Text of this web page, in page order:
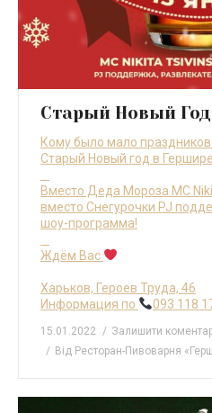
Старый Новый Год
Кому было мало
Старый Новый год в
Вместо Деда Мороза MC
вместо Снегурочки PJ
шоу-программа!
Ждём Вас
Харьков, Героев Труда, 46
Информация по
093 118
15.01.2022 Залишити
Від Ресторан-Пивоварня